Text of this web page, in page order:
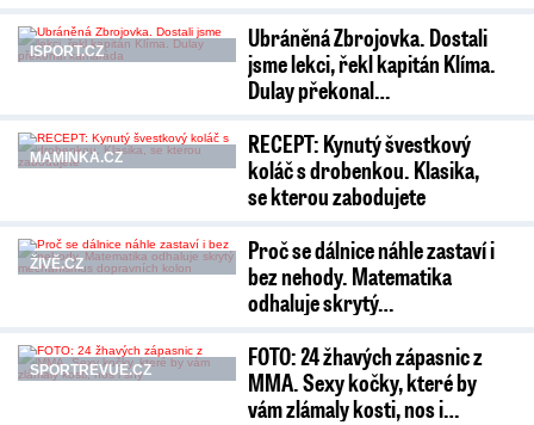
ISPORT.CZ
Ubráněná Zbrojovka. Dostali
jsme lekci, řekl kapitán Klíma.
Dulay překonal…
MAMINKA.CZ
RECEPT: Kynutý švestkový
koláč s drobenkou. Klasika,
se kterou zabodujete
ŽIVĚ.CZ
Proč se dálnice náhle zastaví i
bez nehody. Matematika
odhaluje skrytý…
SPORTREVUE.CZ
FOTO: 24 žhavých zápasnic z
MMA. Sexy kočky, které by
vám zlámaly kosti, nos i…